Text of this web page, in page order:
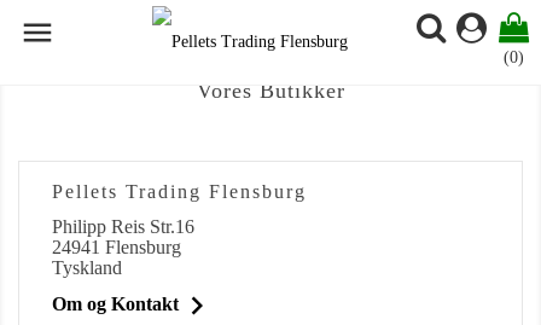

(0)
Vores Butikker
Pellets Trading Flensburg
Philipp Reis Str.16
24941 Flensburg
Tyskland
Om og Kontakt